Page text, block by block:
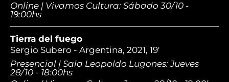
Online | Vivamos Cultura: Sábado 30/10 -
19:00hs
Tierra del fuego
Sergio Subero - Argentina, 2021, 19'
Presencial | Sala Leopoldo Lugones: Jueves
28/10 - 18:00hs